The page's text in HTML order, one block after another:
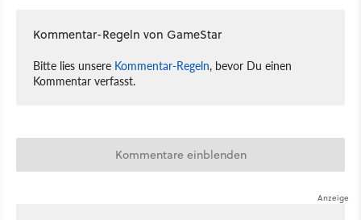
Kommentar-Regeln von GameStar
Bitte lies unsere Kommentar-Regeln, bevor Du einen
Kommentar verfasst.
Kommentare einblenden